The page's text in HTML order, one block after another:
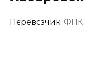
Перевозчик: ФПК